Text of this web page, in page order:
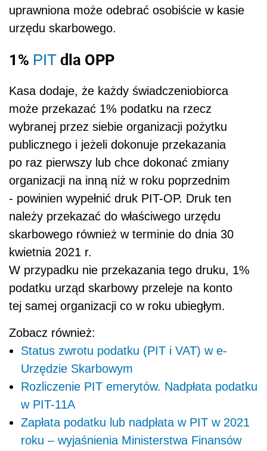
uprawniona może odebrać osobiście w kasie
urzędu skarbowego.
1% PIT dla OPP
Kasa dodaje, że każdy świadczeniobiorca
może przekazać 1% podatku na rzecz
wybranej przez siebie organizacji pożytku
publicznego i jeżeli dokonuje przekazania
po raz pierwszy lub chce dokonać zmiany
organizacji na inną niż w roku poprzednim
- powinien wypełnić druk PIT-OP. Druk ten
należy przekazać do właściwego urzędu
skarbowego również w terminie do dnia 30
kwietnia 2021 r.
W przypadku nie przekazania tego druku, 1%
podatku urząd skarbowy przeleje na konto
tej samej organizacji co w roku ubiegłym.
Zobacz również:
Status zwrotu podatku (PIT i VAT) w e-
Urzędzie Skarbowym
Rozliczenie PIT emerytów. Nadpłata podatku
w PIT-11A
Zapłata podatku lub nadpłata w PIT w 2021
roku – wyjaśnienia Ministerstwa Finansów